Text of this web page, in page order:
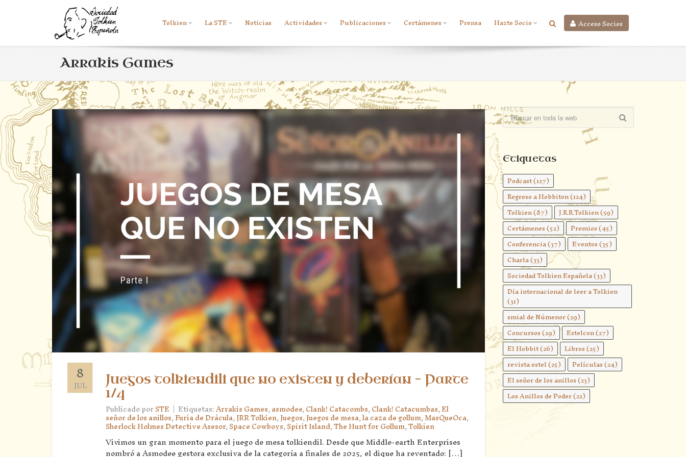
Acceso Socios
Tolkien La STE Noticias Actividades Publicaciones Certámenes Prensa Hazte Socio
Arrakis Games
8
JUL
Juegos tolkiendili que no existen y deberían – Parte
1/4
Publicado porSTE | Etiquetas:Arrakis Games,asmodee,Clank! Catacombs,Clank! Catacumbas,El
señor de los anillos,Furia de Drácula,JRR Tolkien,Juegos,Juegos de mesa,la caza de gollum,MasQueOca,
Sherlock Holmes Detective Asesor,Space Cowboys,Spirit Island,The Hunt for Gollum,Tolkien
Vivimos un gran momento para el juego de mesa tolkiendil. Desde que Middle-earth Enterprises
nombró a Asmodee gestora exclusiva de la categoría a finales de 2025, el dique ha reventado: […]
Etiquetas
Podcast(127)
Regreso a Hobbiton(124)
Tolkien(87) J.R.R.Tolkien(59)
Certámenes(52) Premios(45)
Conferencia(37) Eventos(35)
Charla(33)
Sociedad Tolkien Española(33)
Día internacional de leer a Tolkien
(31)
smial de Númenor(29)
Concursos(29) Estelcon(27)
El Hobbit(26) Libros(25)
revista estel(25) Películas(24)
El señor de los anillos(23)
Los Anillos de Poder(22)